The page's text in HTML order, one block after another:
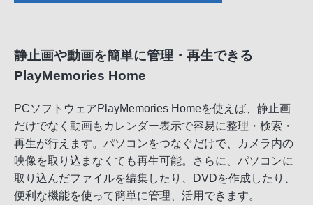
静止画や動画を簡単に管理・再生できる
PlayMemories Home
PCソフトウェアPlayMemories Homeを使えば、静止画
だけでなく動画もカレンダー表示で容易に整理・検索・
再生が行えます。パソコンをつなぐだけで、カメラ内の
映像を取り込まなくても再生可能。さらに、パソコンに
取り込んだファイルを編集したり、DVDを作成したり、
便利な機能を使って簡単に管理、活用できます。